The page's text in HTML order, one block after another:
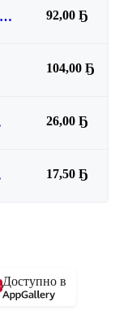
92,00 Ҕ
104,00 Ҕ
26,00 Ҕ
17,50 Ҕ
Доступно в